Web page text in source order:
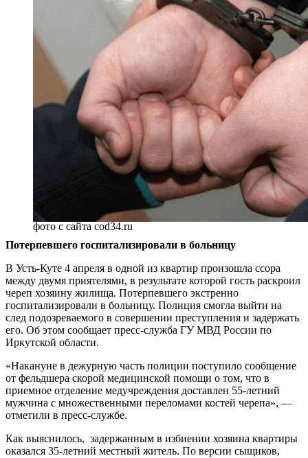
фото с сайта cod34.ru
Потерпевшего госпитализировали в больницу
В Усть-Куте 4 апреля в одной из квартир произошла ссора
между двумя приятелями, в результате которой гость раскроил
череп хозяину жилища. Потерпевшего экстренно
госпитализировали в больницу. Полиция смогла выйти на
след подозреваемого в совершении преступления и задержать
его. Об этом сообщает пресс-служба ГУ МВД России по
Иркутской области.
«Накануне в дежурную часть полиции поступило сообщение
от фельдшера скорой медицинской помощи о том, что в
приемное отделение медучреждения доставлен 55-летний
мужчина с множественными переломами костей черепа», —
отметили в пресс-службе.
Как выяснилось, задержанным в избиении хозяина квартиры
оказался 35-летний местный житель. По версии сыщиков,